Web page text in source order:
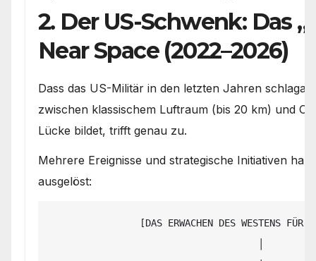
2. Der US-Schwenk: Das
Near Space (2022–2026)
Dass das US-Militär in den letzten Jahren
zwischen klassischem Luftraum (bis 20 km) und
Lücke bildet, trifft genau zu.
Mehrere Ereignisse und strategische Initiativen
ausgelöst: